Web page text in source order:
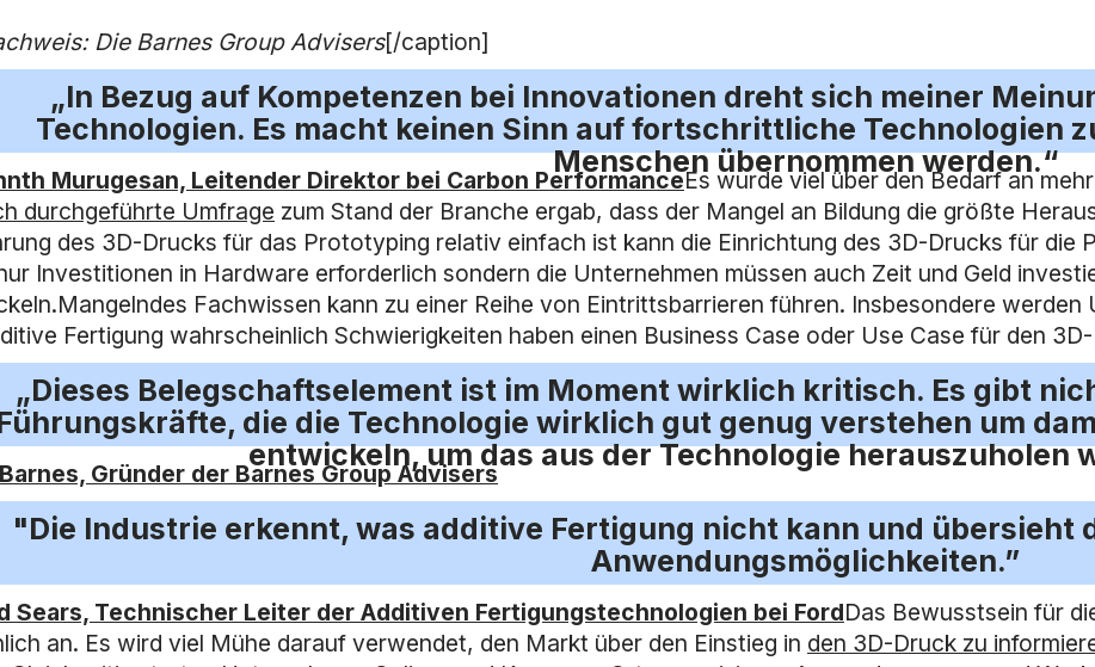
Die Barnes Group Advisers[/caption]
„In Bezug auf Kompetenzen bei Innovationen dreht sich meiner
Technologien. Es macht keinen Sinn auf fortschrittliche Technologien
Menschen übernommen werden.“
Murugesan, Leitender Direktor bei Carbon PerformanceEs wurde viel über den Bedarf an
durchgeführte Umfrage zum Stand der Branche ergab, dass der Mangel an Bildung die größte
des 3D-Drucks für das Prototyping relativ einfach ist kann die Einrichtung des 3D-Drucks für die
Investitionen in Hardware erforderlich sondern die Unternehmen müssen auch Zeit und Geld
Fachwissen kann zu einer Reihe von Eintrittsbarrieren führen. Insbesondere
Fertigung wahrscheinlich Schwierigkeiten haben einen Business Case oder Use Case für den
„Dieses Belegschaftselement ist im Moment wirklich kritisch. Es gibt
die die Technologie wirklich gut genug verstehen um
entwickeln, um das aus der Technologie herauszuholen
Gründer der Barnes Group Advisers
"Die Industrie erkennt, was additive Fertigung nicht kann und übersieht
Anwendungsmöglichkeiten.”
Sears, Technischer Leiter der Additiven Fertigungstechnologien bei FordDas Bewusstsein für
an. Es wird viel Mühe darauf verwendet, den Markt über den Einstieg in den 3D-Druck zu